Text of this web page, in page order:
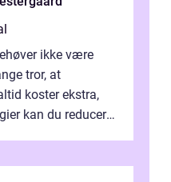
ikke være
tror, at
koster ekstra,
kan du reducere